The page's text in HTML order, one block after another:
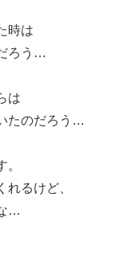
時は
ろう…
は
たのだろう…
るけど、
…